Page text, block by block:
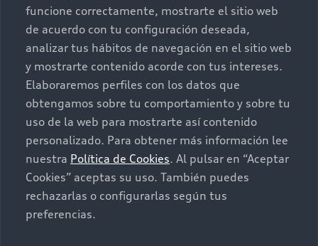
funcione correctamente, mostrarte el sitio web
de acuerdo con tu configuración deseada,
analizar tus hábitos de navegación en el sitio web
y mostrarte contenido acorde con tus intereses.
Elaboraremos perfiles con los datos que
obtengamos sobre tu comportamiento y sobre tu
uso de la web para mostrarte así contenido
personalizado. Para obtener más información lee
nuestra Política de Cookies. Al pulsar en “Aceptar
Cookies” aceptas su uso. También puedes
rechazarlas o configurarlas según tus
preferencias.
Audi Aftersales
Autos Nuevos
Quiero un Audi nuevo
Seminuevos
Audi Certified :plus
Contacto
Contáctanos
Citas de servicio
Información de vehículo nuevo
©2025 Audi de México división de Volkswagen de